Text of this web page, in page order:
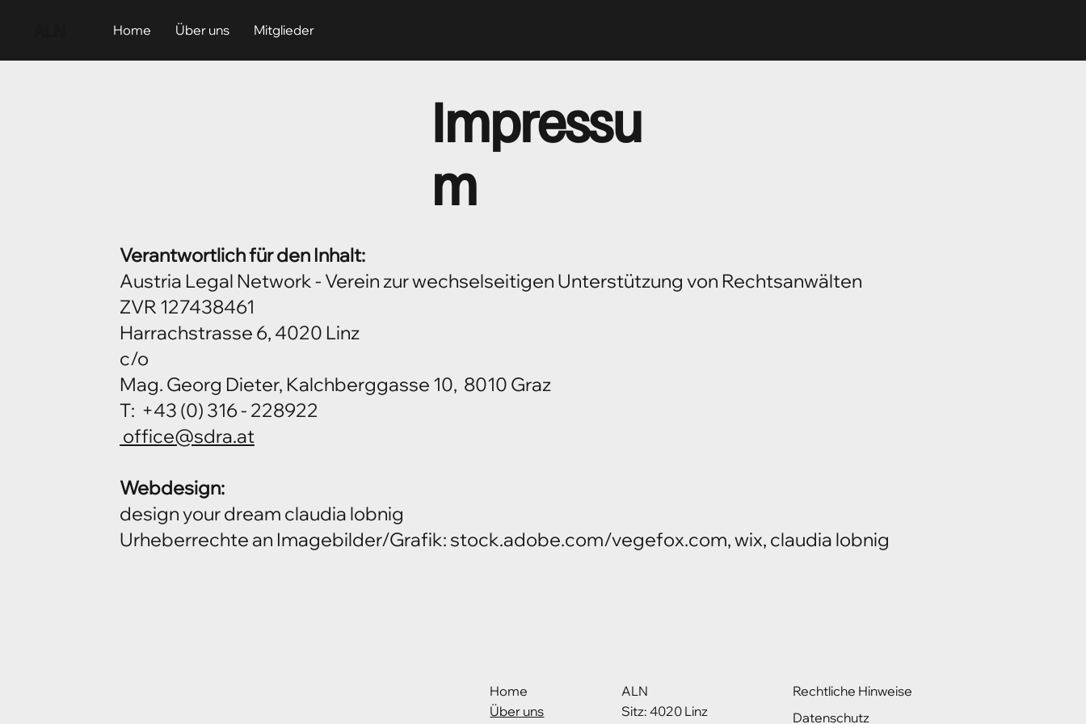
Home Über uns Mitglieder
Impressu
m
Verantwortlich für den Inhalt:
Austria Legal Network - Verein zur wechselseitigen Unterstützung von Rechtsanwälten
ZVR 127438461
Harrachstrasse 6, 4020 Linz
c/o
Mag. Georg Dieter, Kalchberggasse 10, 8010 Graz
T: +43 (0) 316 - 228922
office@sdra.at
Webdesign:
design your dream claudia lobnig
Urheberrechte an Imagebilder/Grafik: stock.adobe.com/vegefox.com, wix, claudia lobnig
Home
Über uns
ALN
Sitz: 4020 Linz
Rechtliche Hinweise
Datenschutz